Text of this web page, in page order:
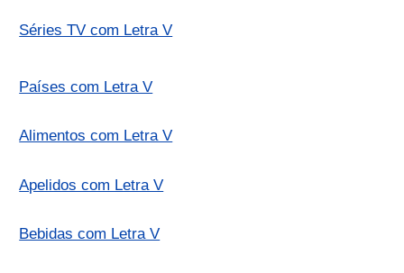
Séries TV com Letra V
Países com Letra V
Alimentos com Letra V
Apelidos com Letra V
Bebidas com Letra V